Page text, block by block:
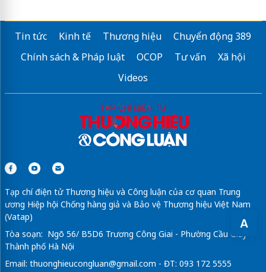
A
Tin tức Kinh tế Thương hiệu
Chuyển động 389
Chính sách & Pháp luật
OCOP Tư vấn
Xã hội
Videos
Tạp chí điện tử Thương hiệu và Công luận của cơ quan Trung
ương Hiệp hội Chống hàng giả và Bảo vệ Thương hiệu Việt Nam
(Vatap)
Tòa soạn: Ngõ 56/ B5D6 Trương Công Giai - Phường Cầu Giấy -
Thành phố Hà Nội
Email: thuonghieucongluan@gmail.com - ĐT: 093 172 5555